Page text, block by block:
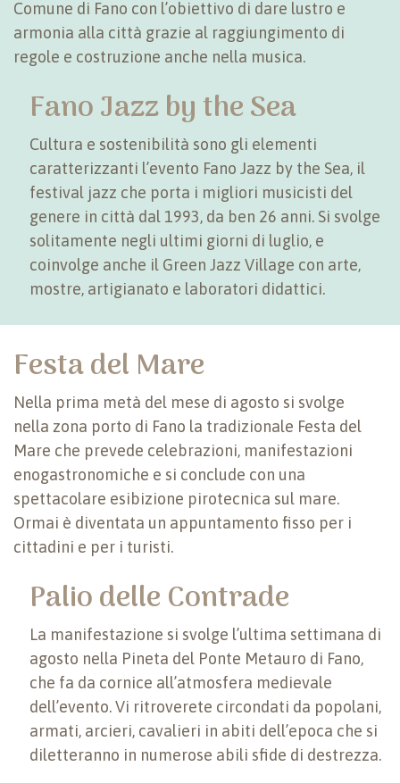
Comune di Fano con l’obiettivo di dare lustro e
armonia alla città grazie al raggiungimento di
regole e costruzione anche nella musica.
Fano Jazz by the Sea
Cultura e sostenibilità sono gli elementi
caratterizzanti l’evento Fano Jazz by the Sea, il
festival jazz che porta i migliori musicisti del
genere in città dal 1993, da ben 26 anni. Si svolge
solitamente negli ultimi giorni di luglio, e
coinvolge anche il Green Jazz Village con arte,
mostre, artigianato e laboratori didattici.
Festa del Mare
Nella prima metà del mese di agosto si svolge
nella zona porto di Fano la tradizionale Festa del
Mare che prevede celebrazioni, manifestazioni
enogastronomiche e si conclude con una
spettacolare esibizione pirotecnica sul mare.
Ormai è diventata un appuntamento fisso per i
cittadini e per i turisti.
Palio delle Contrade
La manifestazione si svolge l’ultima settimana di
agosto nella Pineta del Ponte Metauro di Fano,
che fa da cornice all’atmosfera medievale
dell’evento. Vi ritroverete circondati da popolani,
armati, arcieri, cavalieri in abiti dell’epoca che si
diletteranno in numerose abili sfide di destrezza.